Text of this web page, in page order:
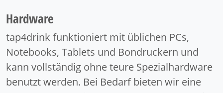
Hardware
tap4drink funktioniert mit üblichen PCs,
Notebooks, Tablets und Bondruckern und
kann vollständig ohne teure Spezialhardware
benutzt werden. Bei Bedarf bieten wir eine